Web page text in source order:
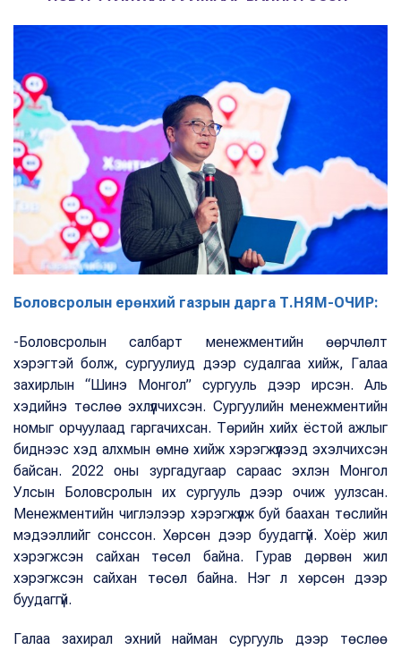
Боловсролын ерөнхий газрын дарга Т.НЯМ-ОЧИР:
-Боловсролын салбарт менежментийн өөрчлөлт
хэрэгтэй болж, сургуулиуд дээр судалгаа хийж, Галаа
захирлын “Шинэ Монгол” сургууль дээр ирсэн. Аль
хэдийнэ төслөө эхлүүлчихсэн. Сургуулийн менежментийн
номыг орчуулаад гаргачихсан. Төрийн хийх ёстой ажлыг
биднээс хэд алхмын өмнө хийж хэрэгжүүлээд эхэлчихсэн
байсан. 2022 оны зургадугаар сараас эхлэн Монгол
Улсын Боловсролын их сургууль дээр очиж уулзсан.
Менежментийн чиглэлээр хэрэгжүүлж буй баахан төслийн
мэдээллийг сонссон. Хөрсөн дээр буудаггүй. Хоёр жил
хэрэгжсэн сайхан төсөл байна. Гурав дөрвөн жил
хэрэгжсэн сайхан төсөл байна. Нэг л хөрсөн дээр
буудаггүй.
Галаа захирал эхний найман сургууль дээр төслөө